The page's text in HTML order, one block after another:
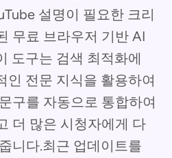
설명이 필요한 크리
무료 브라우저 기반 AI
도구는 검색 최적화에
인 전문 지식을 활용하여
구를 자동으로 통합하여
더 많은 시청자에게 다
니다.최근 업데이트를